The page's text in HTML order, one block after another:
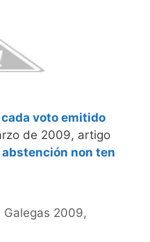
voto emitido
de 2009, artigo
abstención non ten
Galegas 2009,